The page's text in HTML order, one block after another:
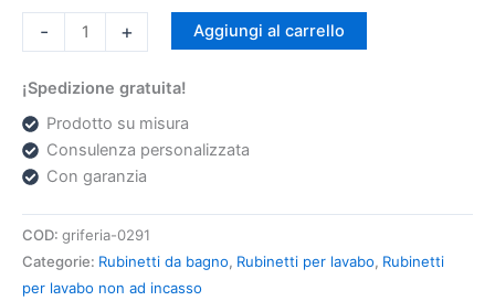
- + Aggiungi al carrello
¡Spedizione gratuita!
Prodotto su misura
Consulenza personalizzata
Con garanzia
COD: griferia-0291
Categorie: Rubinetti da bagno, Rubinetti per lavabo, Rubinetti
per lavabo non ad incasso